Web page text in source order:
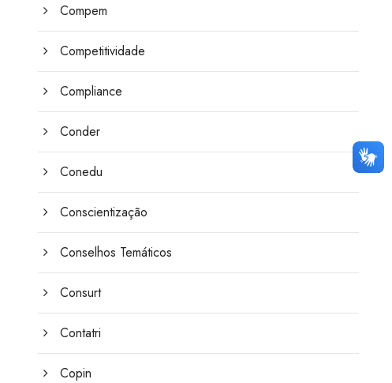
Compem
Competitividade
Compliance
Conder
Conedu
Conscientização
Conselhos Temáticos
Consurt
Contatri
Copin